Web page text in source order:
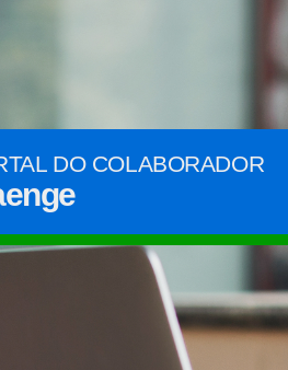
DO COLABORADOR